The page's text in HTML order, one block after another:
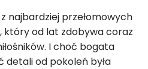
najbardziej przełomowych
który od lat zdobywa coraz
I choć bogata
od pokoleń była